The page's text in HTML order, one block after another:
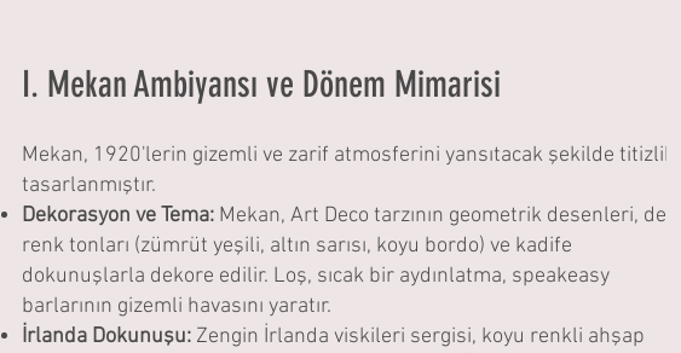
I. Mekan Ambiyansı ve Dönem Mimarisi
Mekan, 1920'lerin gizemli ve zarif atmosferini yansıtacak şekilde titizlikle
tasarlanmıştır.
Dekorasyon ve Tema: Mekan, Art Deco tarzının geometrik desenleri, derin
renk tonları (zümrüt yeşili, altın sarısı, koyu bordo) ve kadife
dokunuşlarla dekore edilir. Loş, sıcak bir aydınlatma, speakeasy
barlarının gizemli havasını yaratır.
İrlanda Dokunuşu: Zengin İrlanda viskileri sergisi, koyu renkli ahşap